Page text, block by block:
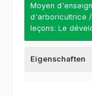
Moyen
d'arboricultrice /
leçons: Le
Eigenschaften